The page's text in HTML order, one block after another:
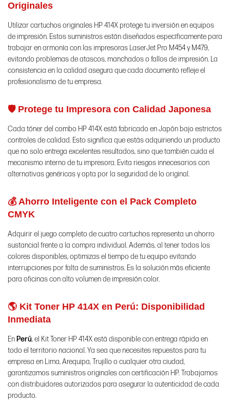
Originales
Utilizar cartuchos originales HP 414X protege tu inversión en equipos
de impresión. Estos suministros están diseñados específicamente para
trabajar en armonía con las impresoras LaserJet Pro M454 y M479,
evitando problemas de atascos, manchados o fallos de impresión. La
consistencia en la calidad asegura que cada documento refleje el
profesionalismo de tu empresa.
🛡️ Protege tu Impresora con Calidad Japonesa
Cada tóner del combo HP 414X está fabricado en Japón bajo estrictos
controles de calidad. Esto significa que estás adquiriendo un producto
que no solo entrega excelentes resultados, sino que también cuida el
mecanismo interno de tu impresora. Evita riesgos innecesarios con
alternativas genéricas y opta por la seguridad de lo original.
💰 Ahorro Inteligente con el Pack Completo
CMYK
Adquirir el juego completo de cuatro cartuchos representa un ahorro
sustancial frente a la compra individual. Además, al tener todos los
colores disponibles, optimizas el tiempo de tu equipo evitando
interrupciones por falta de suministros. Es la solución más eficiente
para oficinas con alto volumen de impresión color.
🌎 Kit Toner HP 414X en Perú: Disponibilidad
Inmediata
En Perú, el Kit Toner HP 414X está disponible con entrega rápida en
todo el territorio nacional. Ya sea que necesites repuestos para tu
empresa en Lima, Arequipa, Trujillo o cualquier otra ciudad,
garantizamos suministros originales con certificación HP. Trabajamos
con distribuidores autorizados para asegurar la autenticidad de cada
producto.